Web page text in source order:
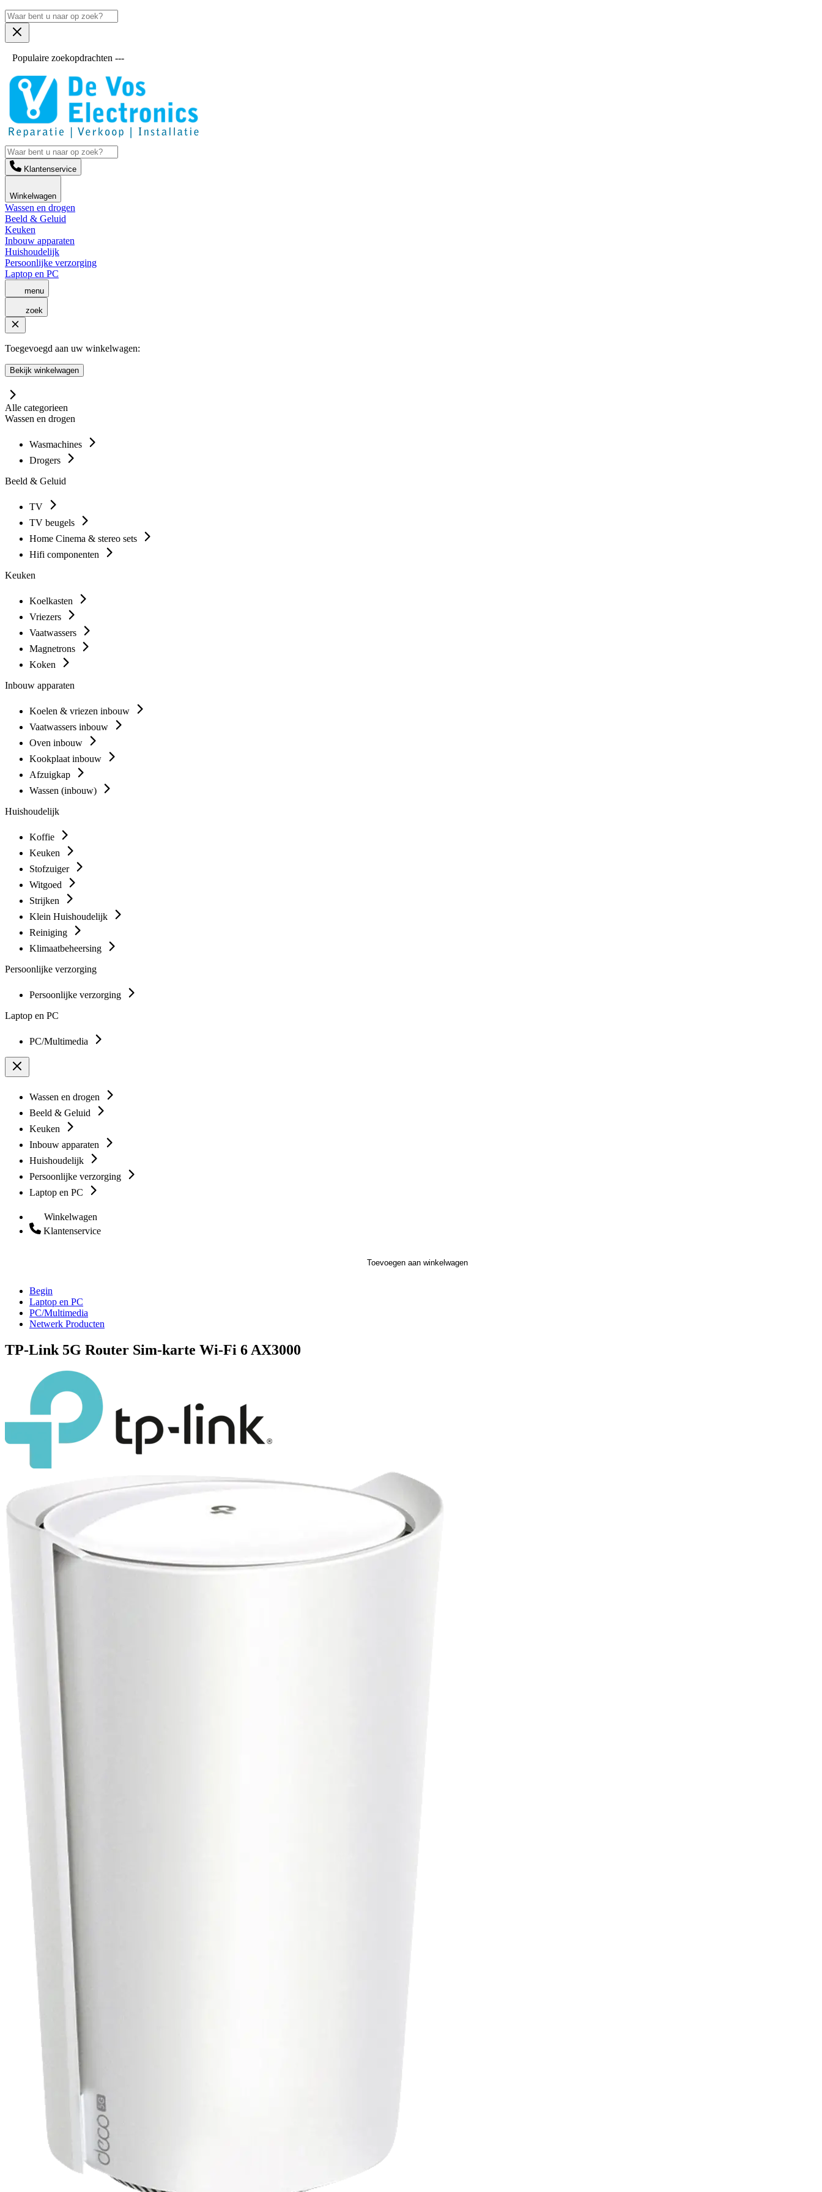
Populaire zoekopdrachten ---
Klantenservice
Winkelwagen
Wassen en drogen
Beeld & Geluid
Keuken
Inbouw apparaten
Huishoudelijk
Persoonlijke verzorging
Laptop en PC
menu
zoek
Toegevoegd aan uw winkelwagen:
Bekijk winkelwagen
Alle categorieen
Wassen en drogen
Wasmachines
Drogers
Beeld & Geluid
TV
TV beugels
Home Cinema & stereo sets
Hifi componenten
Keuken
Koelkasten
Vriezers
Vaatwassers
Magnetrons
Koken
Inbouw apparaten
Koelen & vriezen inbouw
Vaatwassers inbouw
Oven inbouw
Kookplaat inbouw
Afzuigkap
Wassen (inbouw)
Huishoudelijk
Koffie
Keuken
Stofzuiger
Witgoed
Strijken
Klein Huishoudelijk
Reiniging
Klimaatbeheersing
Persoonlijke verzorging
Persoonlijke verzorging
Laptop en PC
PC/Multimedia
Wassen en drogen
Beeld & Geluid
Keuken
Inbouw apparaten
Huishoudelijk
Persoonlijke verzorging
Laptop en PC
Winkelwagen
Klantenservice
Toevoegen aan winkelwagen
Begin
Laptop en PC
PC/Multimedia
Netwerk Producten
TP-Link 5G Router Sim-karte Wi-Fi 6 AX3000